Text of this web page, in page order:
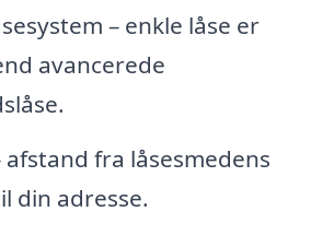
– enkle låse er
avancerede
afstand fra låsesmedens
din adresse.